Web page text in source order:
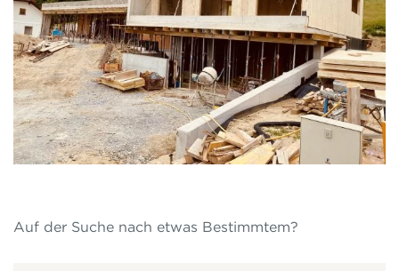
Auf der Suche nach etwas Bestimmtem?